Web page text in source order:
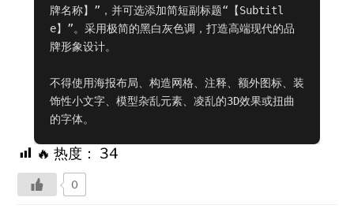
牌名称】”，并可选添加简短副标题“【Subtitl
e】”。采用极简的黑白灰色调，打造高端现代的品
牌形象设计。
不得使用海报布局、构造网格、注释、额外图标、装
饰性小文字、模型杂乱元素、凌乱的3D效果或扭曲
的字体。
🔥 热度： 34
0